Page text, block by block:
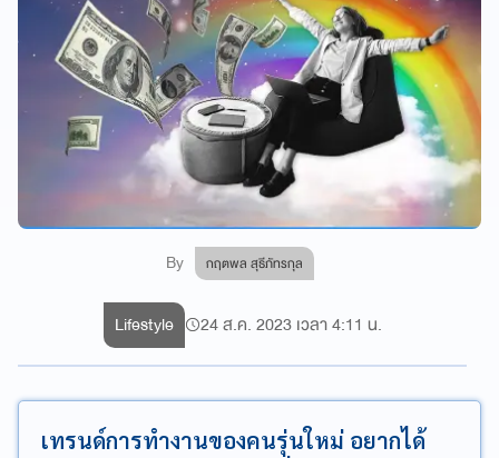
By กฤตพล สุธีภัทรกุล
Lifestyle 24 ส.ค. 2023 เวลา 4:11 น.
เทรนด์การทำงานของคนรุ่นใหม่ อยากได้